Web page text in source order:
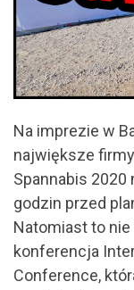
Na imprezie w
największe
Spannabis 2020
godzin przed
Natomiast to nie
konferencja
Conference,